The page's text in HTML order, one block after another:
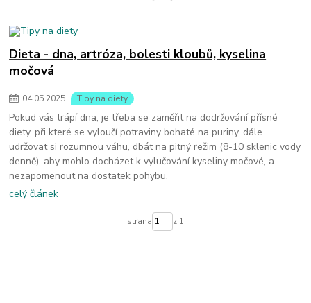
Dieta - dna, artróza, bolesti kloubů, kyselina
močová
04.05.2025 Tipy na diety
Pokud vás trápí dna, je třeba se zaměřit na dodržování přísné
diety, při které se vyloučí potraviny bohaté na puriny, dále
udržovat si rozumnou váhu, dbát na pitný režim (8-10 sklenic vody
denně), aby mohlo docházet k vylučování kyseliny močové, a
nezapomenout na dostatek pohybu.
celý článek
strana z 1